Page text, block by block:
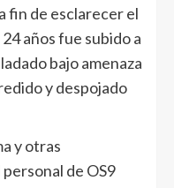
fin de esclarecer el
años fue subido a
bajo amenaza
y despojado
y otras
de OS9